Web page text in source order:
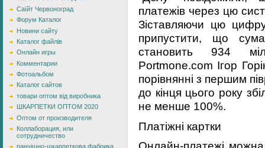
Саїйт Червоноград
Форум Каталог
Новини сайту
Каталог файлів
Онлайн игры
Комментарии
Фотоальбом
Каталог сайтов
товари оптом від виробника
ШКАРПЕТКИ ОПТОМ 2020
Оптом от производителя
Коллаборация, или
сотрудничество
панчішно-шкарпеткова фабрика
платежів через цю
Зіставляючи цю
припустити, що
становить 934
Portmone.com Ігор
порівнянні з першим
до кінця цього року
не менше 100%.
Платіжні картки